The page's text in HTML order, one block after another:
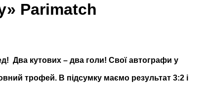
Parimatch
Два кутових – два голи! Свої автографи у
трофей. В підсумку маємо результат 3:2 і